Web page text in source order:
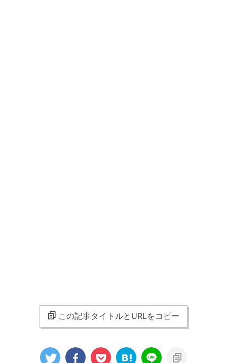
この記事タイトルとURLをコピー